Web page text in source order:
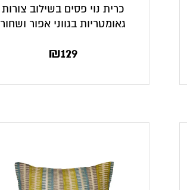
כרית נוי פסים בשילוב צורות
גאומטריות בגווני אפור ושחור
₪129